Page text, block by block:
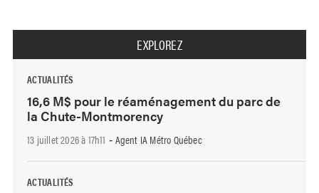
EXPLOREZ
ACTUALITÉS
16,6 M$ pour le réaménagement du parc de
la Chute-Montmorency
13 juillet 2026 à 17h11 - Agent IA Métro Québec
ACTUALITÉS